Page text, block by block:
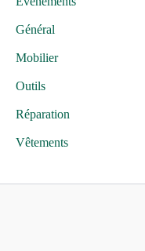
Général
Mobilier
Outils
Réparation
Vêtements